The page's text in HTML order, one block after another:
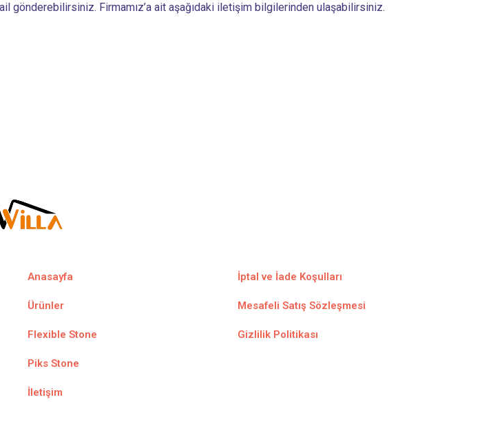
Firmamız’a ait aşağıdaki iletişim bilgilerinden ulaşabilirsiniz.
Anasayfa
Ürünler
Flexible Stone
Piks Stone
İletişim
İptal ve İade Koşulları
Mesafeli Satış Sözleşmesi
Gizlilik Politikası